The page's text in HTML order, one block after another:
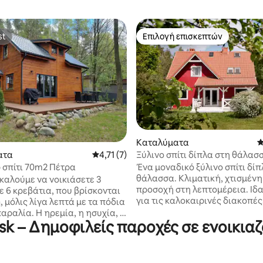
5, 78 κριτικές
Μέση βαθμολογία: 4,71 στα 5, 7 κριτικές
4,71 (7)
70m2 Πέτρα
να νοικιάσετε 3
6 κρεβάτια, που βρίσκονται
μόλις λίγα λεπτά με τα πόδια
Η ηρεμία, η ησυχία, η
από τη φύση και η
εγγυώνται μια υπέροχη
Επιλογή επισκεπτών
Επιλογή επισκεπτών
Καταλύματα
Ξύλινο σπίτι δίπλα στη
Odargowo, γειτονιά Dębek
Ένα μοναδικό ξύλινο σπίτι
θάλασσα. Κλιματική, χτισμένη με
προσοχή στη λεπτομέρεια. Ιδανικό τόσο
για τις καλοκαιρινές
εκδρομή το Σαββατοκύριακο
Βαλτική Θάλασσα. Βρίσκεται σε ένα
– Δημοφιλείς παροχές σε